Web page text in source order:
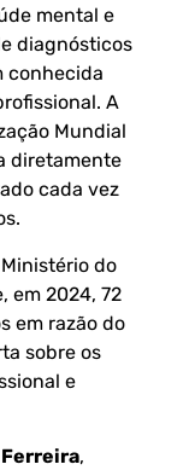
mental e
diagnósticos
conhecida
A
Mundial
diretamente
cada vez
do
em 2024, 72
em razão do
sobre os
e
,